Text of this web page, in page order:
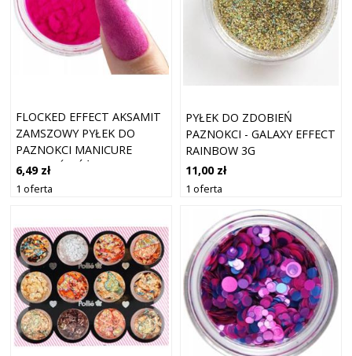
FLOCKED EFFECT AKSAMIT
ZAMSZOWY PYŁEK DO
PAZNOKCI MANICURE
ZDOBIEŃ RÓŻOWY
6,49 zł
1 oferta
PYŁEK DO ZDOBIEŃ
PAZNOKCI - GALAXY EFFECT
RAINBOW 3G
11,00 zł
1 oferta